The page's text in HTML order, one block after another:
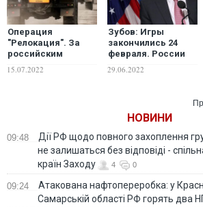
Операция
"Релокация". За
российским
бизнесом придут
солдаты
15.07.2022
Зубов: Игры
закончились 24
февраля. России
пора это осознать
29.06.2022
НОВИНИ
09:48
Дії РФ щодо повного захоплення
не залишаться без відповіді -
країн Заходу
4 0
09:24
Атакована нафтопереробка: у
Самарській області РФ горять два